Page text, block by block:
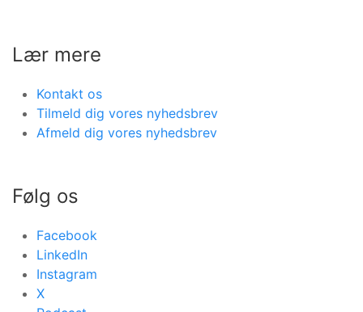
Lær mere
Kontakt os
Tilmeld dig vores nyhedsbrev
Afmeld dig vores nyhedsbrev
Følg os
Facebook
LinkedIn
Instagram
X